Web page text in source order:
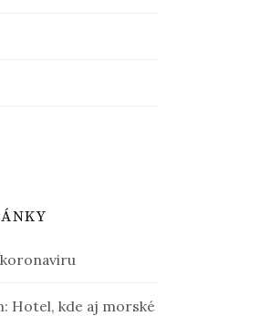
koronaviru
Hotel, kde aj morské